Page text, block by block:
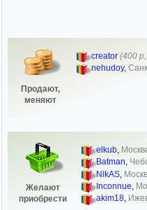
Продают,
меняют
creator (400
nehudoy,
Желают
приобрести
elkub,
Batman,
NikAS
Inconnue,
akim18,